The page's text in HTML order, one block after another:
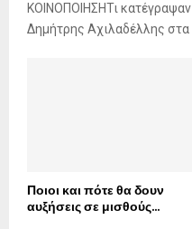
ΚΟΙΝΟΠΟΙΗΣΗΤι
Δημήτρης Αχιλαδέλλης στα
Ποιοι και πότε θα δουν
αυξήσεις σε μισθούς...